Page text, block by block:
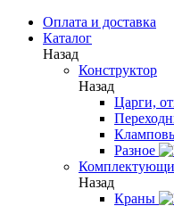
Оплата и доставка
Каталог
Назад
Конструктор
Назад
Царги,
Разное
Назад
Краны